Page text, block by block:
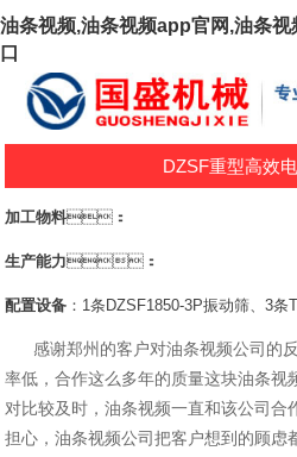
油条视频,油条视频app官网,油条
口
DZSF重型高效
加工物料：
生产能力：
配置设备 ：1条DZSF1850-3P振动筛、
感谢郑州的客户对油条视频公司的反
率低，合作这么多年的质量这块油条视
对比较及时，油条视频一直和该公司合
担心，油条视频公司把客户想到的顾虑都